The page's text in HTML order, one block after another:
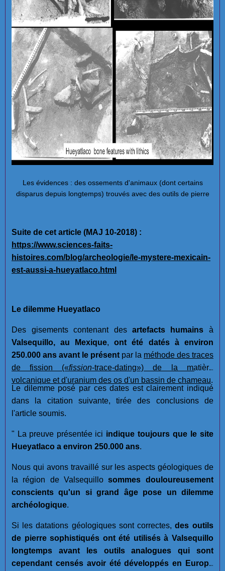
Les évidences : des ossements d'animaux (dont certains
disparus depuis longtemps) trouvés avec des outils de pierre
Suite de cet article (MAJ 10-2018) :
https://www.sciences-faits-
histoires.com/blog/archeologie/le-mystere-mexicain-
est-aussi-a-hueyatlaco.html
Le dilemme Hueyatlaco
Des gisements contenant des artefacts humains à
Valsequillo, au Mexique, ont été datés à environ
250.000 ans avant le présent par la méthode des traces
de fission («fission-trace-dating») de la matière
volcanique et d'uranium des os d'un bassin de chameau.
Le dilemme posé par ces dates est clairement indiqué
dans la citation suivante, tirée des conclusions de
l'article soumis.
" La preuve présentée ici indique toujours que le site
Hueyatlaco a environ 250.000 ans.
Nous qui avons travaillé sur les aspects géologiques de
la région de Valsequillo sommes douloureusement
conscients qu'un si grand âge pose un dilemme
archéologique.
Si les datations géologiques sont correctes, des outils
de pierre sophistiqués ont été utilisés à Valsequillo
longtemps avant les outils analogues qui sont
cependant censés avoir été développés en Europe